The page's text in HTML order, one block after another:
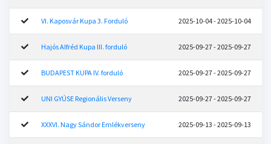
VI. Kaposvár Kupa 3. Forduló 2025-10-04 - 2025-10-04
Hajós Alfréd Kupa III. forduló 2025-09-27 - 2025-09-27
BUDAPEST KUPA IV. forduló 2025-09-27 - 2025-09-27
UNI GYÚSE Regionális Verseny 2025-09-27 - 2025-09-27
XXXVI. Nagy Sándor Emlékverseny 2025-09-13 - 2025-09-13